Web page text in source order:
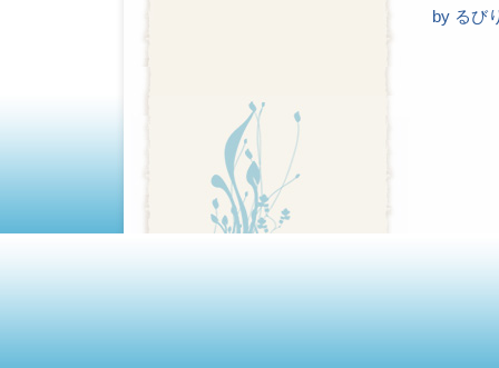
by るび